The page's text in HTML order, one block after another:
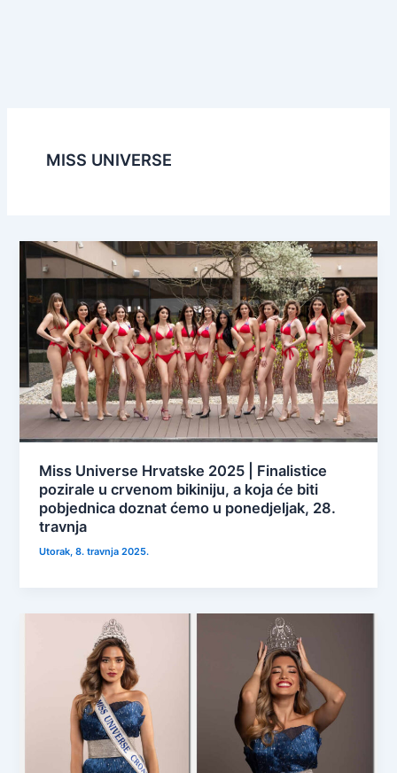
MISS UNIVERSE
Miss Universe Hrvatske 2025 | Finalistice
pozirale u crvenom bikiniju, a koja će biti
pobjednica doznat ćemo u ponedjeljak, 28.
travnja
Utorak, 8. travnja 2025.